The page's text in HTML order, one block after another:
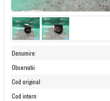
Denumire:
Observatii:
Cod original:
Cod intern: